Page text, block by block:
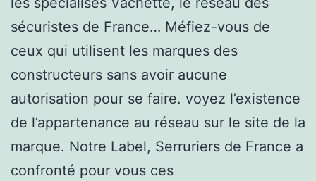
sécuristes de France… Méfiez-vous de
ceux qui utilisent les marques des
constructeurs sans avoir aucune
autorisation pour se faire. voyez l’existence
de l’appartenance au réseau sur le site de la
marque. Notre Label, Serruriers de France a
confronté pour vous ces